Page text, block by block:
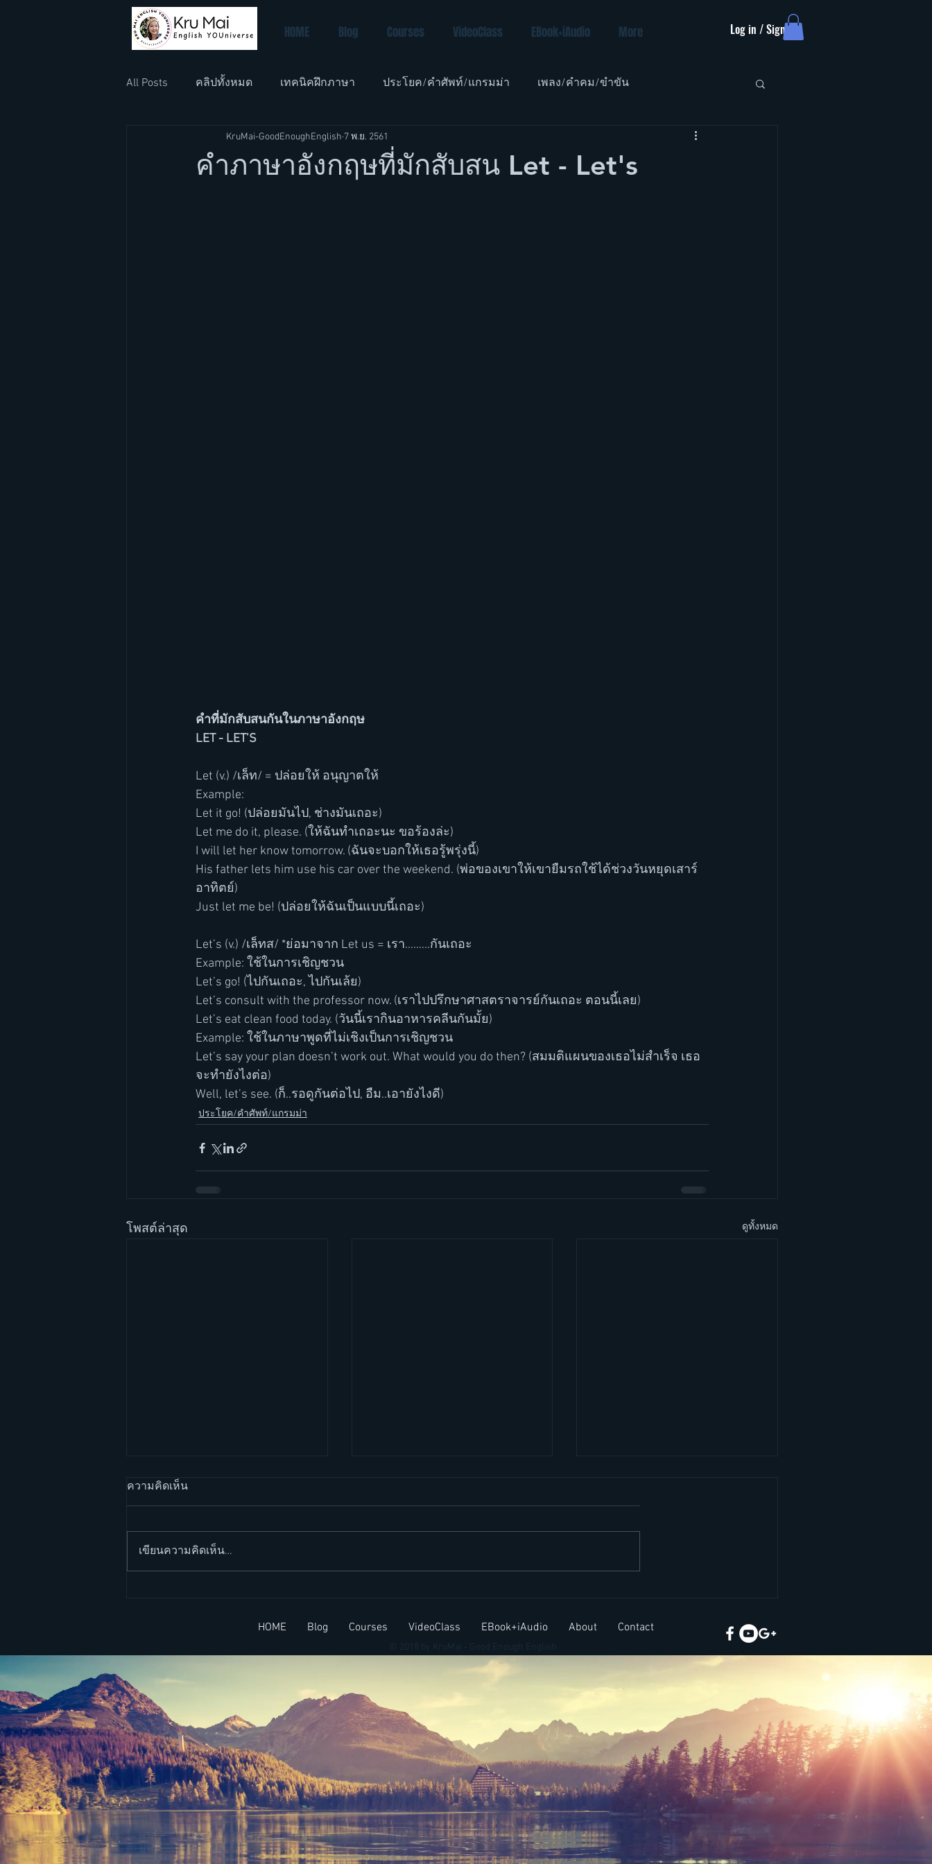
HOME Blog Courses VideoClass EBook+iAudio More Log in / Sign up
All Posts คลิปทั้งหมด เทคนิคฝึกภาษา ประโยค/คำศัพท์/แกรมม่า เพลง/คำคม/ขำขัน
ภาษาอังกฤษที่ทำงาน ภาษาอังกฤษเด็ก
คำภาษาอังกฤษที่มักสับสน Let - Let's
KruMai-GoodEnoughEnglish 7 พ.ย. 2561
คำที่มักสับสนกันในภาษาอังกฤษ
LET - LET’S
Let (v.) /เล็ท/ = ปล่อยให้ อนุญาตให้
Example:
Let it go! (ปล่อยมันไป, ช่างมันเถอะ)
Let me do it, please. (ให้ฉันทำเถอะนะ ขอร้องล่ะ)
I will let her know tomorrow. (ฉันจะบอกให้เธอรู้พรุ่งนี้)
His father lets him use his car over the weekend. (พ่อของเขาให้เขายืมรถใช้ได้ช่วงวันหยุดเสาร์
อาทิตย์)
Just let me be! (ปล่อยให้ฉันเป็นแบบนี้เถอะ)
Let’s (v.) /เล็ทส/ *ย่อมาจาก Let us = เรา…......กันเถอะ
Example: ใช้ในการเชิญชวน
Let’s go! (ไปกันเถอะ, ไปกันเล้ย)
Let’s consult with the professor now. (เราไปปรึกษาศาสตราจารย์กันเถอะ ตอนนี้เลย)
Let’s eat clean food today. (วันนี้เรากินอาหารคลีนกันมั้ย)
Example: ใช้ในภาษาพูดที่ไม่เชิงเป็นการเชิญชวน
Let’s say your plan doesn’t work out. What would you do then? (สมมติแผนของเธอไม่สำเร็จ เธอ
จะทำยังไงต่อ)
Well, let’s see. (ก็..รอดูกันต่อไป, อืม..เอายังไงดี)
ประโยค/คำศัพท์/แกรมม่า
โพสต์ล่าสุด ดูทั้งหมด
วิล สมิธ กับการสร้างกำแพง
สำนวนภาษาอังกฤษ Elephant
ประโยคภาษาอังกฤษสั้นๆ เจอ
ความคิดเห็น
เขียนความคิดเห็น…
© 2018 by KruMai - Good Enough English.
HOME Blog Courses VideoClass EBook+iAudio About Contact